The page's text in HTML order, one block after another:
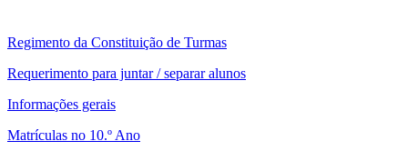
Regimento da Constituição de Turmas
Requerimento para juntar / separar alunos
Informações gerais
Matrículas no 10.º Ano